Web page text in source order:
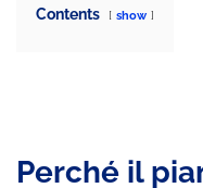
Contents show
Perché il